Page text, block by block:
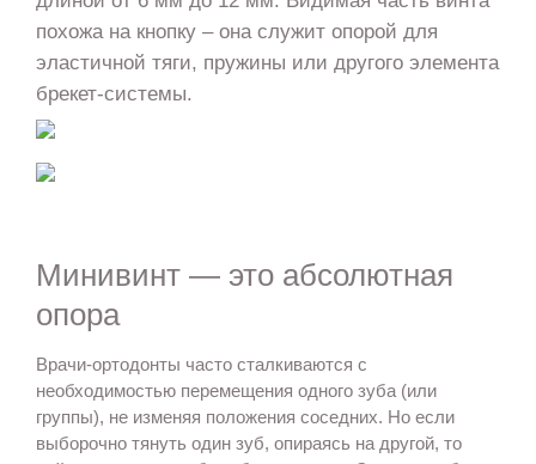
похожа на кнопку – она служит опорой для
эластичной тяги, пружины или другого элемента
брекет-системы.
Минивинт — это абсолютная
опора
Врачи-ортодонты часто сталкиваются с
необходимостью перемещения одного зуба (или
группы), не изменяя положения соседних. Но если
выборочно тянуть один зуб, опираясь на другой, то